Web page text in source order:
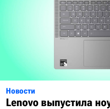
Новости
Lenovo выпустила